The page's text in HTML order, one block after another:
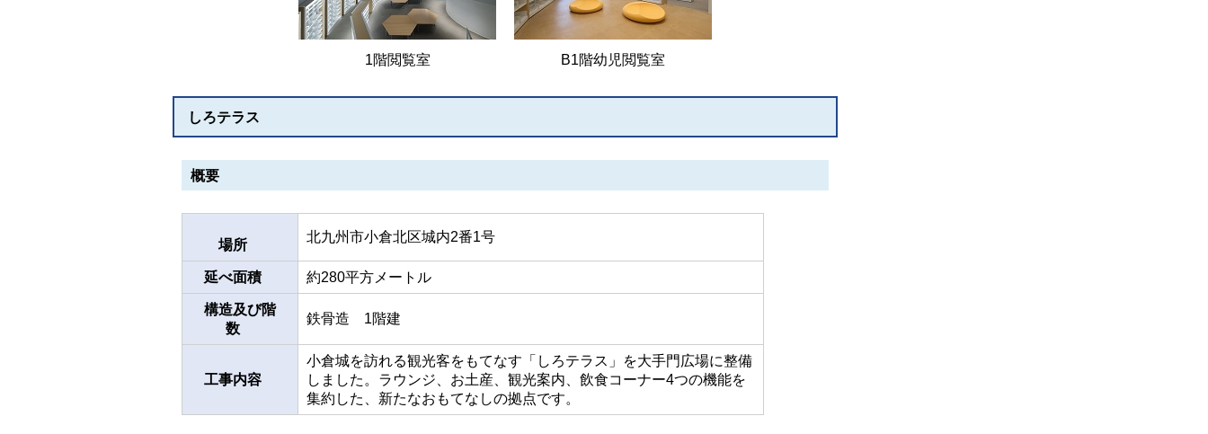
1階閲覧室 B1階幼児閲覧室
しろテラス
概要
場所
北九州市小倉北区城内2番1号
延べ面積 約280平方メートル
構造及び階
数
鉄骨造 1階建
工事内容
小倉城を訪れる観光客をもてなす「しろテラス」を大手門広場に整備
しました。ラウンジ、お土産、観光案内、飲食コーナー4つの機能を
集約した、新たなおもてなしの拠点です。